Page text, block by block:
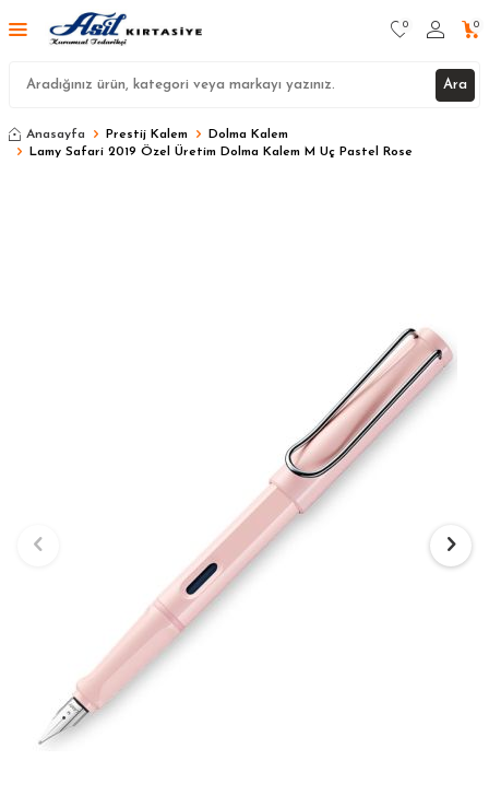
Ara
0 0
Anasayfa Prestij Kalem
Dolma Kalem
Lamy Safari 2019 Özel Üretim Dolma Kalem M Uç Pastel Rose